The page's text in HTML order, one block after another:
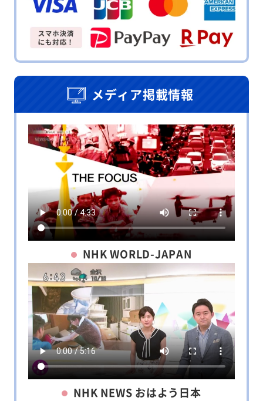
メディア掲載情報
NHK WORLD-JAPAN
NHK NEWS おはよう日本